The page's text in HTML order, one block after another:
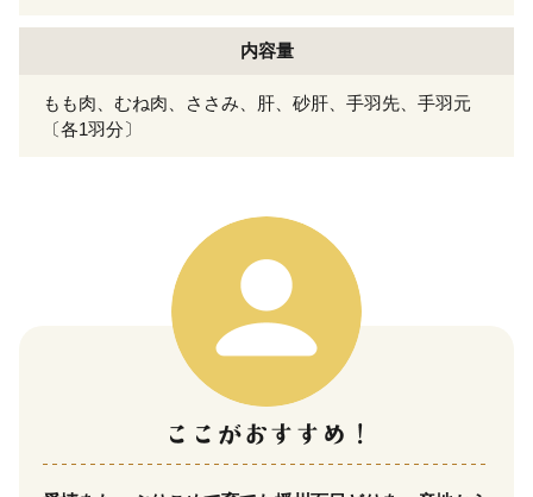
内容量
もも肉、むね肉、ささみ、肝、砂肝、手羽先、手羽元
〔各1羽分〕